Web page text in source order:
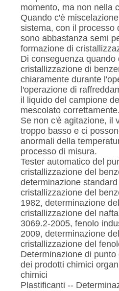
momento, ma non nella
Quando c'è
sistema, con il processo
sono abbastanza semi
formazione di
Di conseguenza
cristallizzazione di
chiaramente durante
l'operazione di
il liquido del campione
mescolato correttamente.
Se non c'è agitazione, il
troppo basso e ci
anormali della
processo di misura.
Tester automatico del
cristallizzazione del
determinazione
cristallizzazione del
1982, determinazione
cristallizzazione del
3069.2-2005, fenolo
2009, determinazione
cristallizzazione del
Determinazione di
dei prodotti chimici
chimici
Plastificanti --